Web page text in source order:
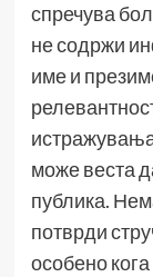
спречува
не содржи
име и
може веста
публика.
потврди
особено